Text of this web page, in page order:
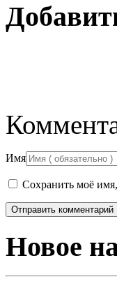
Имя
Сохранить моё
Новое